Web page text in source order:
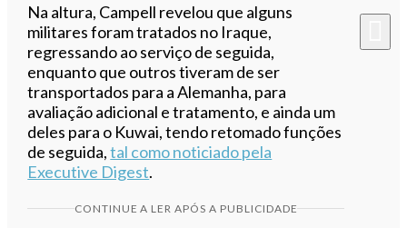
Na altura, Campell revelou que alguns
militares foram tratados no Iraque,
regressando ao serviço de seguida,
enquanto que outros tiveram de ser
transportados para a Alemanha, para
avaliação adicional e tratamento, e ainda um
deles para o Kuwai, tendo retomado funções
de seguida,tal como noticiado pela
Executive Digest.
CONTINUE A LER APÓS A PUBLICIDADE